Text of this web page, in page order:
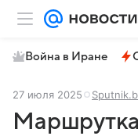
Война в Иране
27 июля 2025